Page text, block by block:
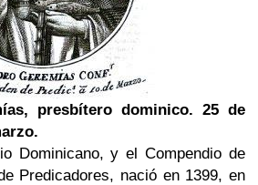
presbítero dominico. 25 de
Dominicano, y el Compendio de
Predicadores, nació en 1399, en